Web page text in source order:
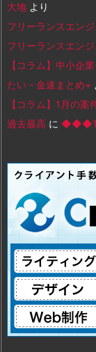
大地 より
フリーランスエン
フリーランスエン
【コラム】中小企
たい - 金速まとめ+
【コラム】1月の
過去最高 に ◆◆◆1